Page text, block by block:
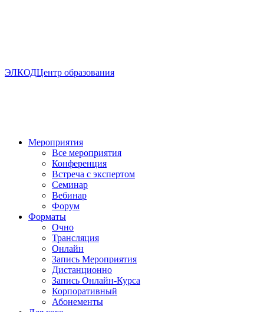
ЭЛКОДЦентр образования
Мероприятия
Все мероприятия
Конференция
Встреча с экспертом
Семинар
Вебинар
Форум
Форматы
Очно
Трансляция
Онлайн
Запись Мероприятия
Дистанционно
Запись Онлайн-Курса
Корпоративный
Абонементы